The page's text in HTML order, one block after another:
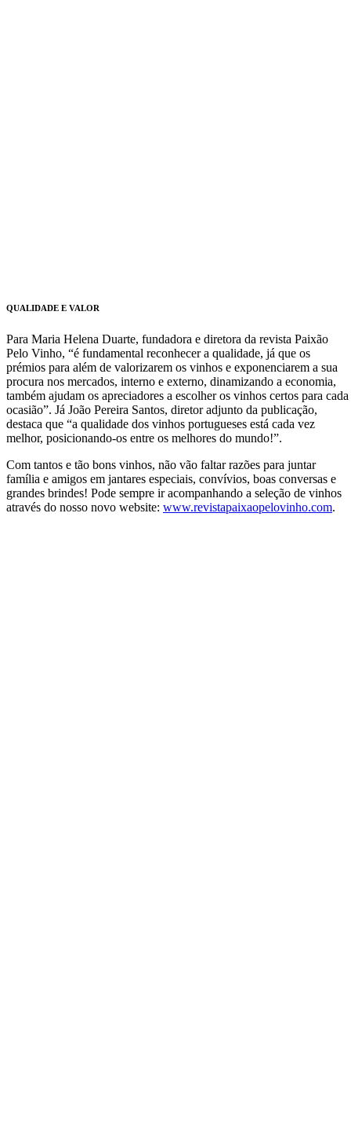
QUALIDADE E VALOR
Para Maria Helena Duarte, fundadora e diretora da revista Paixão
Pelo Vinho, “é fundamental reconhecer a qualidade, já que os
prémios para além de valorizarem os vinhos e exponenciarem a sua
procura nos mercados, interno e externo, dinamizando a economia,
também ajudam os apreciadores a escolher os vinhos certos para cada
ocasião”. Já João Pereira Santos, diretor adjunto da publicação,
destaca que “a qualidade dos vinhos portugueses está cada vez
melhor, posicionando-os entre os melhores do mundo!”.
Com tantos e tão bons vinhos, não vão faltar razões para juntar
família e amigos em jantares especiais, convívios, boas conversas e
grandes brindes! Pode sempre ir acompanhando a seleção de vinhos
através do nosso novo website: www.revistapaixaopelovinho.com.